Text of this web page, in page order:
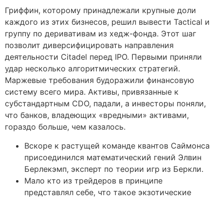
Гриффин, которому принадлежали крупные доли
каждого из этих бизнесов, решил вывести Tactical и
группу по деривативам из хедж-фонда. Этот шаг
позволит диверсифицировать направления
деятельности Citadel перед IPO. Первыми приняли
удар несколько алгоритмических стратегий.
Маржевые требования будоражили финансовую
систему всего мира. Активы, привязанные к
субстандартным CDO, падали, а инвесторы поняли,
что банков, владеющих «вредными» активами,
гораздо больше, чем казалось.
Вскоре к растущей команде квантов Саймонса
присоединился математический гений Элвин
Берлекэмп, эксперт по теории игр из Беркли.
Мало кто из трейдеров в принципе
представлял себе, что такое экзотические